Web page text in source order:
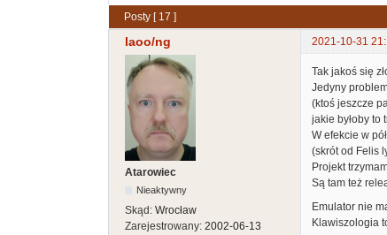
Posty [ 17 ]
laoo/ng 2021-10-31
Atarowiec
Nieaktywny
Skąd: Wrocław
Zarejestrowany: 2002-06-13
Tak jakoś się
Jedyny
(ktoś jeszcze
jakie byłoby to
W efekcie w
(skrót od Felis
Projekt
Są tam też
Emulator nie
Klawiszologia